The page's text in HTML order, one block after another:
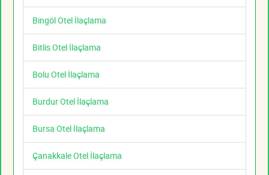
Bingöl Otel İlaçlama
Bitlis Otel İlaçlama
Bolu Otel İlaçlama
Burdur Otel İlaçlama
Bursa Otel İlaçlama
Çanakkale Otel İlaçlama